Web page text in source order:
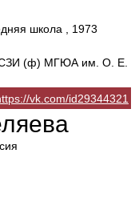
школа , 1973
(ф) МГЮА им. О. Е.
vk.com/id29344321